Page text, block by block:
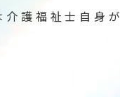
護福祉士自身